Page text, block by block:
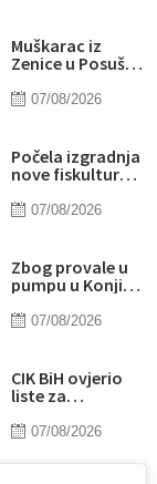
šest tona vode
Muškarac iz
Zenice u Posušju
iz DM-a
07/08/2026
Počela izgradnja
nove fiskulturne
„Poljice“
07/08/2026
Zbog provale u
pumpu u Konjicu
osobe
07/08/2026
CIK BiH ovjerio
liste za
mandate:
kandidata,
07/08/2026